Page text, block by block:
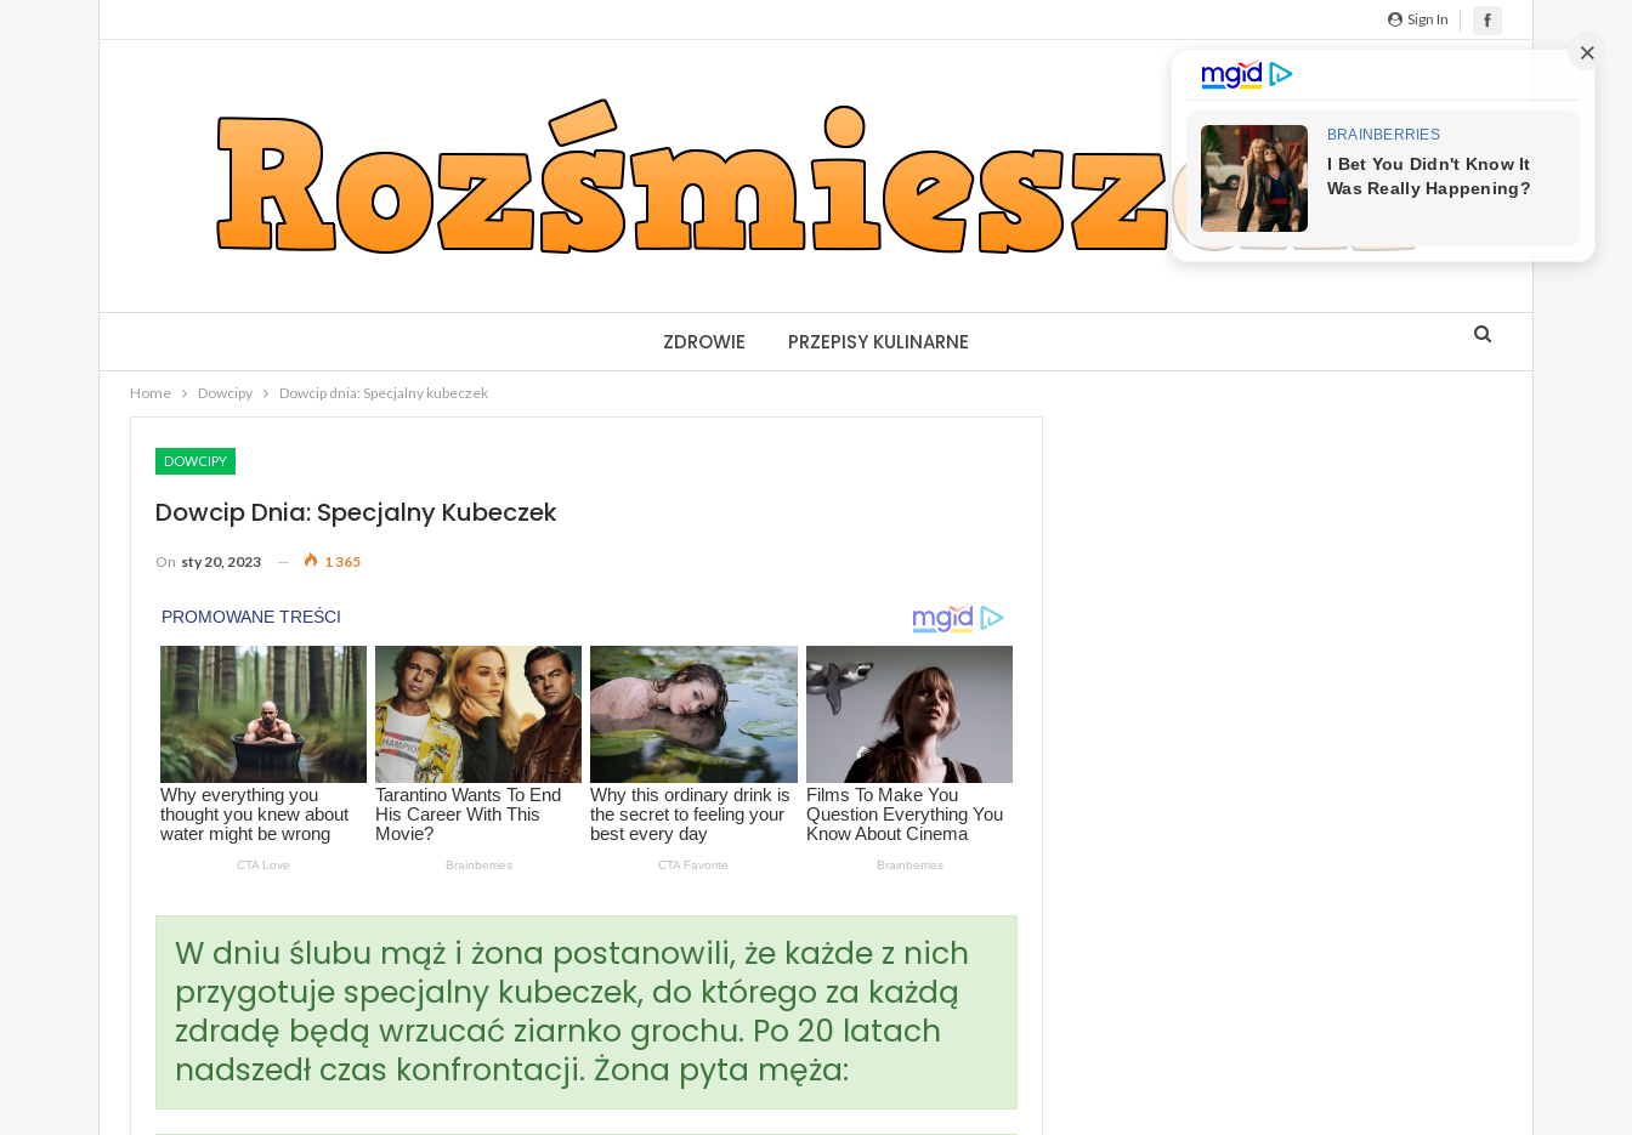
Sign In
ZDROWIE PRZEPISY KULINARNE
Home Dowcipy Dowcip dnia: Specjalny kubeczek
DOWCIPY
Dowcip Dnia: Specjalny Kubeczek
On sty 20, 2023 1 365
W dniu ślubu mąż i żona postanowili, że każde z nich
przygotuje specjalny kubeczek, do którego za każdą
zdradę będą wrzucać ziarnko grochu. Po 20 latach
nadszedł czas konfrontacji. Żona pyta męża: